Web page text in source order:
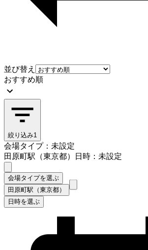
並び替え
おすすめ順
絞り込み1
会場タイプ：未設定
田原町駅（東京都）
日時：未設定
会場タイプを選ぶ
田原町駅（東京都）
日時を選ぶ